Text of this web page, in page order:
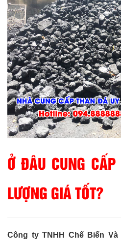
Ở ĐÂU CUNG
LƯỢNG GIÁ TỐT?
Công ty TNHH Chế Biến